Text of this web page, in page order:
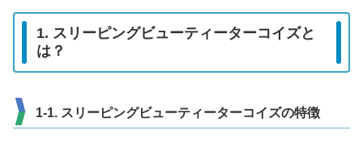
1. スリーピングビューティーターコイズと
は？
1-1. スリーピングビューティーターコイズの特徴